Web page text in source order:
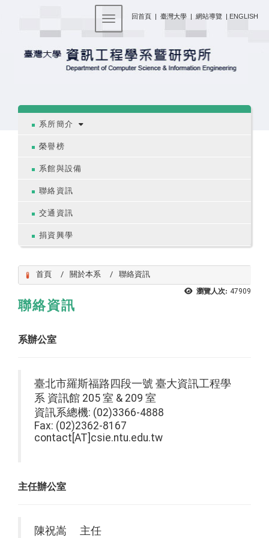
回首頁 | 臺灣大學 | 網站導覽 | ENGLISH
Toggle navigation
系所簡介
榮譽榜
系館與設備
聯絡資訊
交通資訊
捐資興學
首頁 關於本系 聯絡資訊
瀏覽人次: 47909
聯絡資訊
系辦公室
臺北市羅斯福路四段一號 臺大資訊工程學
系 資訊館 205 室 & 209 室
資訊系總機: (02)3366-4888
Fax: (02)2362-8167
contact[AT]csie.ntu.edu.tw
主任辦公室
陳祝嵩 主任